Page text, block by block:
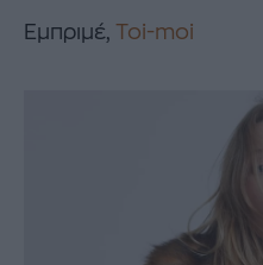
Eμπριμέ, Toi-moi